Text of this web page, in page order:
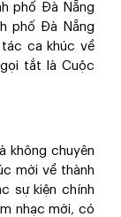
phố Đà Nẵng
phố Đà Nẵng
ca khúc về
tắt là Cuộc
không chuyên
mới về thành
sự kiện chính
nhạc mới, có